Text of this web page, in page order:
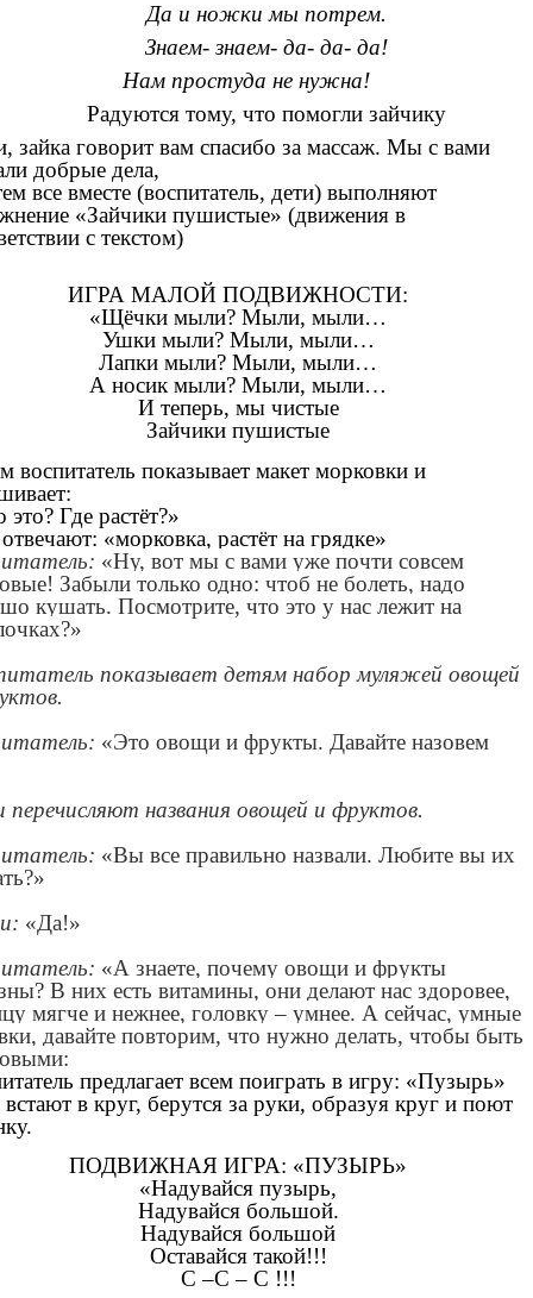
Да и ножки мы потрем.
Знаем- знаем- да- да- да!
Нам простуда не нужна!
Радуются тому, что помогли зайчику
зайка говорит вам спасибо за массаж. Мы с вами
добрые дела,
все вместе (воспитатель, дети) выполняют
«Зайчики пушистые» (движения в
с текстом)
ИГРА МАЛОЙ ПОДВИЖНОСТИ:
«Щёчки мыли? Мыли, мыли…
Ушки мыли? Мыли, мыли…
Лапки мыли? Мыли, мыли…
А носик мыли? Мыли, мыли…
И теперь, мы чистые
Зайчики пушистые
воспитатель показывает макет морковки и
Где растёт?»
«морковка, растёт на грядке»
«Ну, вот мы с вами уже почти совсем
Забыли только одно: чтоб не болеть, надо
кушать. Посмотрите, что это у нас лежит на
показывает детям набор муляжей овощей
«Это овощи и фрукты. Давайте назовем
перечисляют названия овощей и фруктов.
«Вы все правильно назвали. Любите вы их
«Да!»
«А знаете, почему овощи и фрукты
В них есть витамины, они делают нас здоровее,
мягче и нежнее, головку – умнее. А сейчас, умные
давайте повторим, что нужно делать, чтобы быть
предлагает всем поиграть в игру: «Пузырь»
в круг, берутся за руки, образуя круг и поют
ПОДВИЖНАЯ ИГРА: «ПУЗЫРЬ»
«Надувайся пузырь,
Надувайся большой.
Надувайся большой
Оставайся такой!!!
С –С – С !!!